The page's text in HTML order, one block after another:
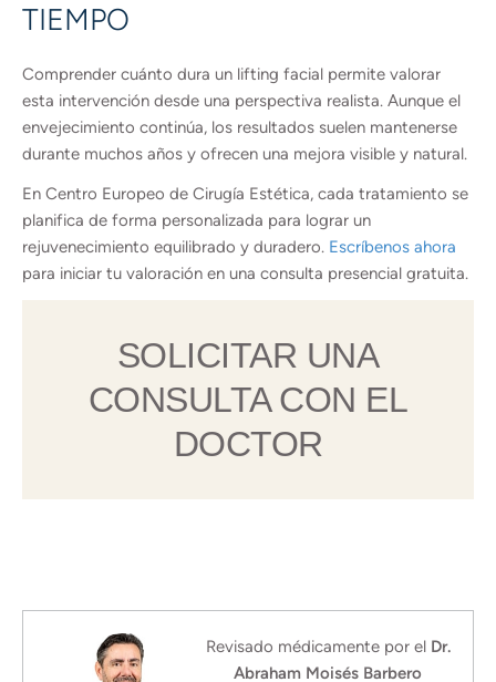
TIEMPO
Comprender cuánto dura un lifting facial permite valorar
esta intervención desde una perspectiva realista. Aunque el
envejecimiento continúa, los resultados suelen mantenerse
durante muchos años y ofrecen una mejora visible y natural.
En Centro Europeo de Cirugía Estética, cada tratamiento se
planifica de forma personalizada para lograr un
rejuvenecimiento equilibrado y duradero. Escríbenos ahora
para iniciar tu valoración en una consulta presencial gratuita.
SOLICITAR UNA
CONSULTA CON EL
DOCTOR
Revisado médicamente por el Dr.
Abraham Moisés Barbero